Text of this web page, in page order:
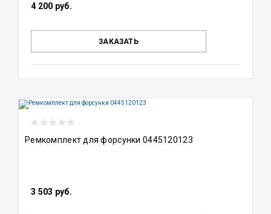
4 200 руб.
ЗАКАЗАТЬ
Ремкомплект для форсунки 0445120123
3 503 руб.